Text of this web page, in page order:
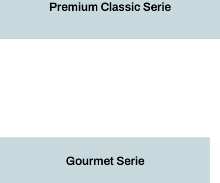
Premium Classic Serie
Gourmet Serie